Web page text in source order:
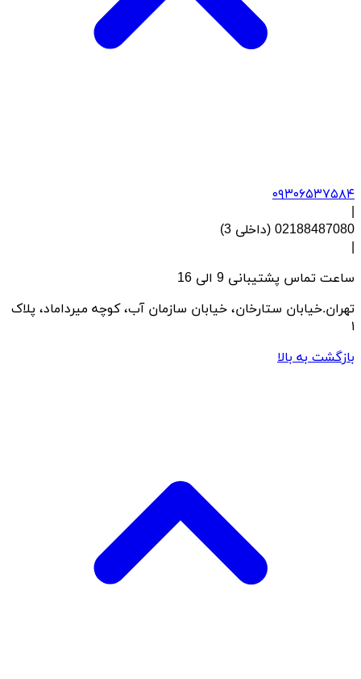
۰۹۳۰۶۵۳۷۵۸۴
02188487080 (داخلی 3)
ساعت تماس پشتیبانی 9 الی 16
تهران.خیابان ستارخان، خیابان سازمان آب، کوچه میرداماد، پلاک
۱
بازگشت به بالا